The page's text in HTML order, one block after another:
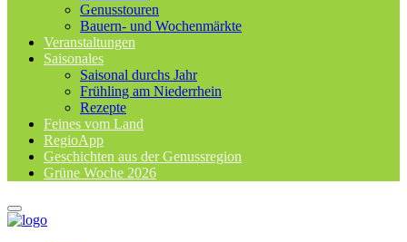
Genusstouren
Bauern- und Wochenmärkte
Veranstaltungen
Saisonales
Saisonal durchs Jahr
Frühling am Niederrhein
Rezepte
Feines vom Land
RegioApp
Geschichten aus der Genussregion
Grüne Woche 2026